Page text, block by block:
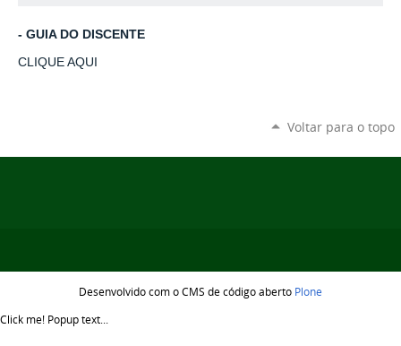
- GUIA DO DISCENTE
CLIQUE AQUI
Voltar para o topo
Desenvolvido com o CMS de código aberto Plone
Click me! Popup text...